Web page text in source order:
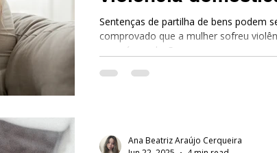
o risco jurídico
Sentenças de partilha de bens podem
comprovado que a mulher sofreu
ou após a relação.
Ana Beatriz Araújo Cerqueira